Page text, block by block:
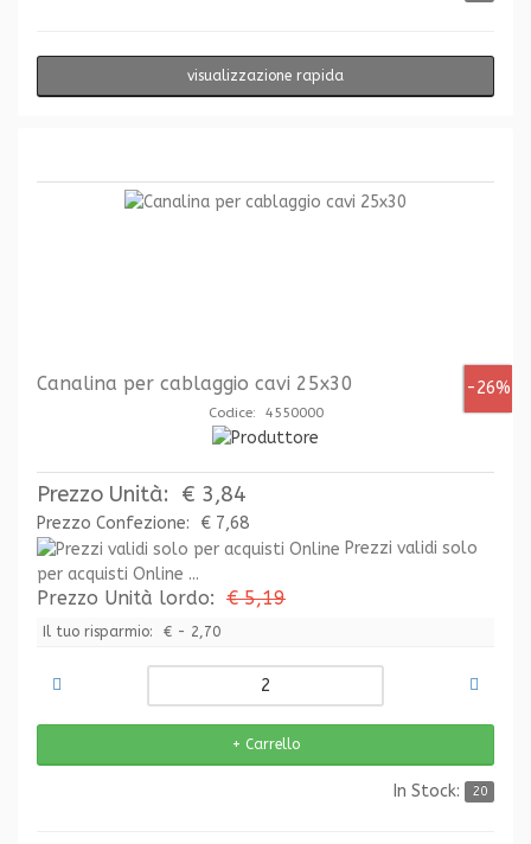
visualizzazione rapida
-26%
Canalina per cablaggio cavi 25x30
Codice: 4550000
Prezzo Unità: € 3,84
Prezzo Confezione:
€ 7,68
Prezzi validi solo
per acquisti Online ...
Prezzo Unità lordo: € 5,19
Il tuo risparmio: € - 2,70
In Stock: 20